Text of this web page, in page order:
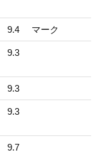
9.4 マーク
9.3
9.3
9.3
9.7